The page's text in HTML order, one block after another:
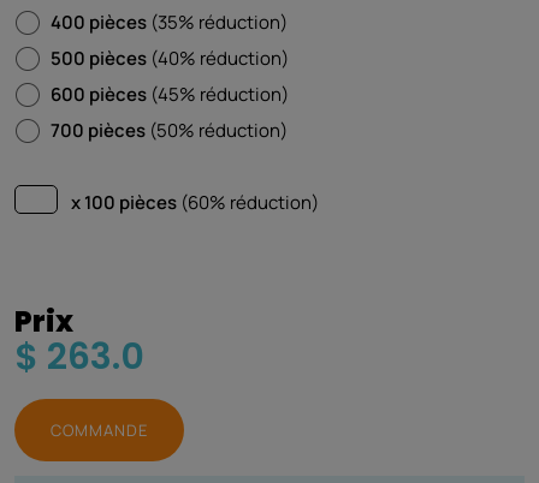
400 pièces (35% réduction)
500 pièces (40% réduction)
600 pièces (45% réduction)
700 pièces (50% réduction)
x 100 pièces (60% réduction)
Prix
$ 263.0
COMMANDE